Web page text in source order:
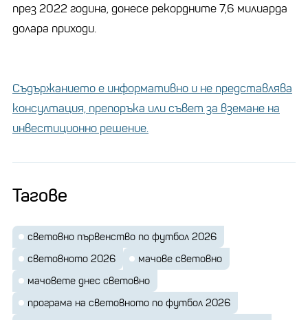
през 2022 година, донесе рекордните 7,6 милиарда
долара приходи.
Съдържанието е информативно и не представлява
консултация, препоръка или съвет за вземане на
инвестиционно решение.
Тагове
световно първенство по футбол 2026
световното 2026
мачове световно
мачовете днес световно
програма на световното по футбол 2026